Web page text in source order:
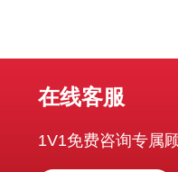
在线客服
1V1免费咨询专属